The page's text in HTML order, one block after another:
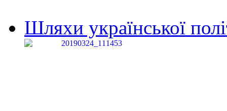
Шляхи української